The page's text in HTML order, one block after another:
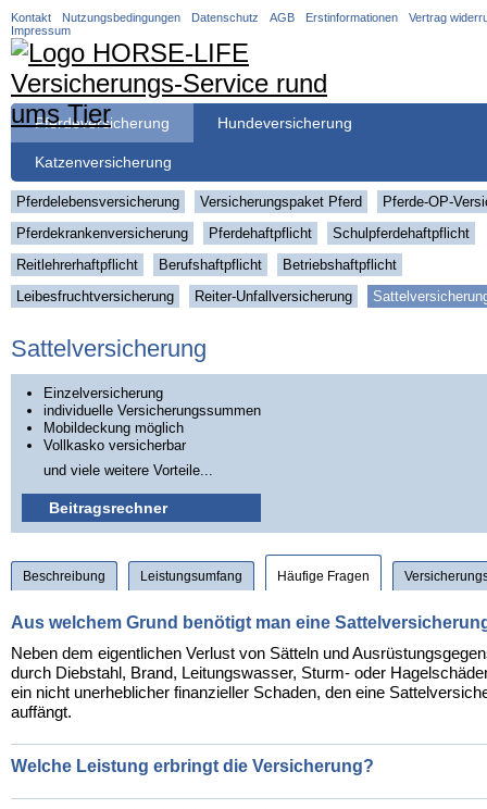
Navigation
überspringen
Kontakt Nutzungsbedingungen Datenschutz AGB Erstinformationen
Vertrag
Impressum
Navigation
überspringen
Pferdeversicherung Hundeversicherung
Katzenversicherung
Navigation
überspringen
Pferdelebensversicherung Versicherungspaket Pferd
Pferde-OP-
Pferdekrankenversicherung
Pferdehaftpflicht
Schulpferdehaftpflicht
Reitlehrerhaftpflicht
Berufshaftpflicht
Betriebshaftpflicht
Leibesfruchtversicherung
Reiter-Unfallversicherung
Sattelversicherung
Einzelversicherung
individuelle Versicherungssummen
Mobildeckung möglich
Vollkasko versicherbar
und viele weitere Vorteile...
Beitragsrechner
Navigation
überspringen
Beschreibung Leistungsumfang Häufige Fragen
Aus welchem Grund benötigt man eine
Neben dem eigentlichen Verlust von Sätteln und
durch Diebstahl, Brand, Leitungswasser, Sturm- oder
ein nicht unerheblicher finanzieller Schaden, den eine
auffängt.
Welche Leistung erbringt die Versicherung?